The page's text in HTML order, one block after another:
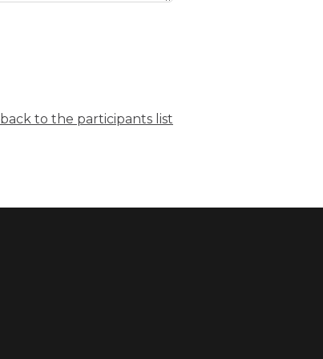
back to the participants list